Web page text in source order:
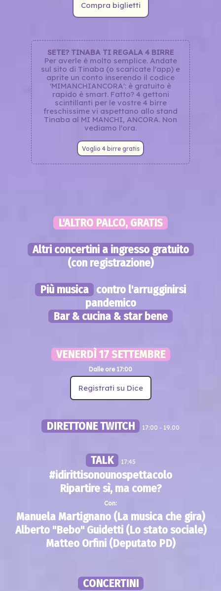
Compra biglietti
SETE? TINABA TI REGALA 4 BIRRE
Per averle è molto semplice. Andate
sul sito di Tinaba (o scaricate l'app) e
aprite un conto inserendo il codice
'MIMANCHIANCORA': è gratuito è
rapido è smart. Fatto? 4 gettoni
scintillanti per le vostre 4 birre
freschissime vi aspettano allo stand
Tinaba al MI MANCHI, ANCORA. Non
vediamo l'ora.
Voglio 4 birre gratis
L'ALTRO PALCO, GRATIS
Altri concertini a ingresso gratuito
(con registrazione)
Più musica contro l'arrugginirsi
pandemico
Bar & cucina & star bene
VENERDÌ 17 SETTEMBRE
Dalle ore 17:00
Registrati su Dice
DIRETTONE TWITCH 17:00 - 19.00
TALK 17:45
#idirittisonounospettacolo
Ripartire sì, ma come?
Con:
Manuela Martignano (La musica che gira)
Alberto "Bebo" Guidetti (Lo stato sociale)
Matteo Orfini (Deputato PD)
CONCERTINI